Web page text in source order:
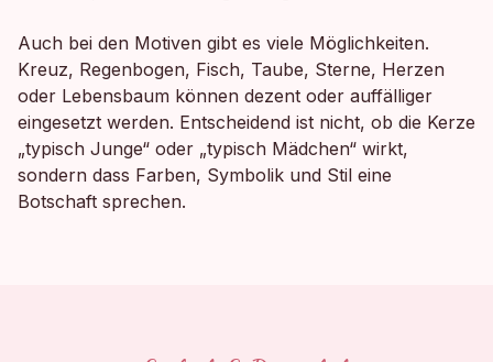
Auch bei den Motiven gibt es viele Möglichkeiten.
Kreuz, Regenbogen, Fisch, Taube, Sterne, Herzen
oder Lebensbaum können dezent oder auffälliger
eingesetzt werden. Entscheidend ist nicht, ob die Kerze
„typisch Junge“ oder „typisch Mädchen“ wirkt,
sondern dass Farben, Symbolik und Stil eine
Botschaft sprechen.